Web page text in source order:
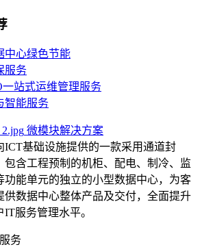
中心绿色节能
服务
一站式运维管理服务
智能服务
微模块解决方案
ICT基础设施提供的一款采用通道封
包含工程预制的机柜、配电、制冷、监
功能单元的独立的小型数据中心，为客
供数据中心整体产品及交付，全面提升
IT服务管理水平。
务